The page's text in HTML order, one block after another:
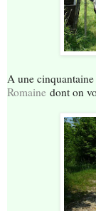
A une
Romaine dont on